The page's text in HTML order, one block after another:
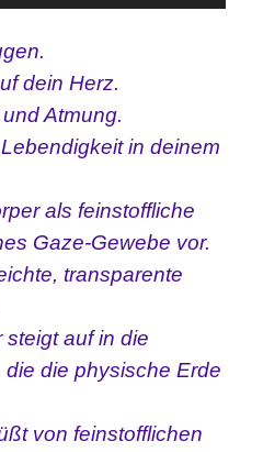
dein Herz.
Atmung.
in deinem
als feinstoffliche
Gaze-Gewebe vor.
transparente
auf in die
die die physische Erde
von feinstofflichen